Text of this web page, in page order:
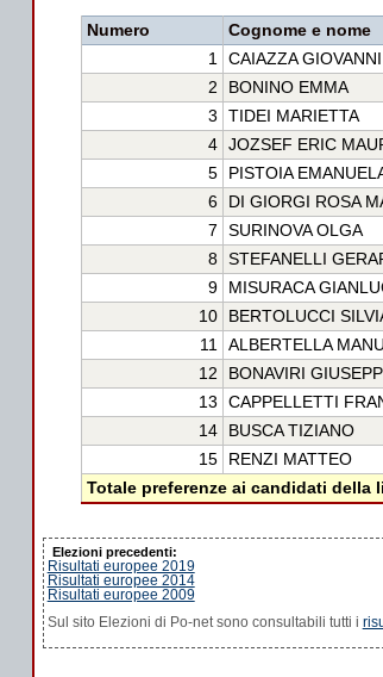
Numero
Cognome e nome
1
CAIAZZA
2
BONINO EMMA
3
TIDEI MARIETTA
4
JOZSEF ERIC
5
PISTOIA
6
DI GIORGI ROSA
7
SURINOVA OLGA
8
STEFANELLI
9
MISURACA
10
BERTOLUCCI
11
ALBERTELLA
12
BONAVIRI
13
CAPPELLETTI
14
BUSCA TIZIANO
15
RENZI MATTEO
Totale preferenze ai candidati della
Elezioni precedenti:
Risultati europee 2019
Risultati europee 2014
Risultati europee 2009
Sul sito Elezioni di Po-net sono consultabili tutti i